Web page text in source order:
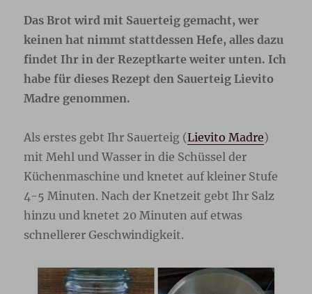
Das Brot wird mit Sauerteig gemacht, wer
keinen hat nimmt stattdessen Hefe, alles dazu
findet Ihr in der Rezeptkarte weiter unten. Ich
habe für dieses Rezept den Sauerteig Lievito
Madre genommen.
Als erstes gebt Ihr Sauerteig (Lievito Madre)
mit Mehl und Wasser in die Schüssel der
Küchenmaschine und knetet auf kleiner Stufe
4-5 Minuten. Nach der Knetzeit gebt Ihr Salz
hinzu und knetet 20 Minuten auf etwas
schnellerer Geschwindigkeit.